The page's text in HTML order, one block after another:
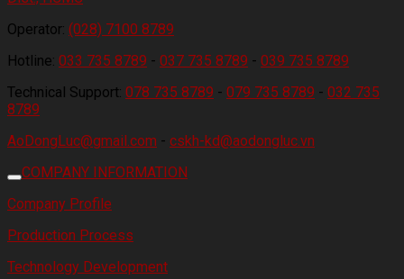
Operator: (028) 7100 8789
Hotline: 033 735 8789 - 037 735 8789 - 039 735 8789
Technical Support: 078 735 8789 - 079 735 8789 - 032 735
8789
AoDongLuc@gmail.com - cskh-kd@aodongluc.vn
COMPANY INFORMATION
Company Profile
Production Process
Technology Development